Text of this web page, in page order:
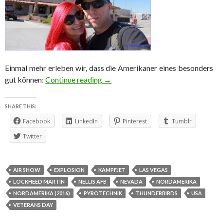
Einmal mehr erleben wir, dass die Amerikaner eines besonders
gut können: Continue reading Unter Beschuss - Kampfjets im
→
SHARE THIS:
Facebook LinkedIn Pinterest
Tumblr
Twitter
AIR SHOW EXPLOSION KAMPFJET
LAS VEGAS
LOCKHEED MARTIN
NELLIS AFB NEVADA
NORDAMERIKA
NORDAMERIKA (2016)
PYROTECHNIK THUNDERBIRDS
USA
VETERANS DAY